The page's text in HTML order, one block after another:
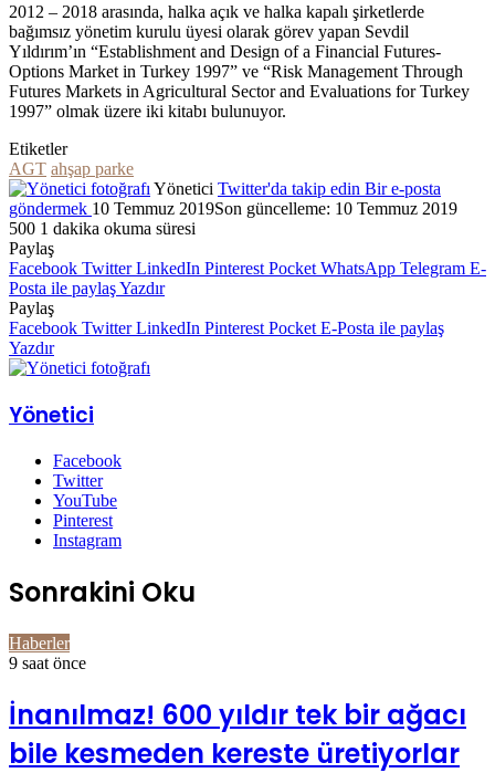
2012 – 2018 arasında, halka açık ve halka kapalı şirketlerde
bağımsız yönetim kurulu üyesi olarak görev yapan Sevdil
Yıldırım’ın “Establishment and Design of a Financial Futures-
Options Market in Turkey 1997” ve “Risk Management Through
Futures Markets in Agricultural Sector and Evaluations for Turkey
1997” olmak üzere iki kitabı bulunuyor.
Etiketler
AGT ahşap parke
Yönetici Twitter'da takip edin Bir e-posta
göndermek 10 Temmuz 2019Son güncelleme: 10 Temmuz 2019
500 1 dakika okuma süresi
Paylaş
Facebook Twitter LinkedIn Pinterest Pocket WhatsApp Telegram E-
Posta ile paylaşYazdır
Paylaş
Facebook Twitter LinkedIn Pinterest Pocket E-Posta ile paylaş
Yazdır
Yönetici
Facebook
Twitter
YouTube
Pinterest
Instagram
Sonrakini Oku
Haberler
9 saat önce
İnanılmaz! 600 yıldır tek bir ağacı
bile kesmeden kereste üretiyorlar